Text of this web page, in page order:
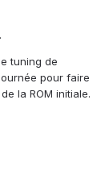
tuning de
pour faire
la ROM initiale.